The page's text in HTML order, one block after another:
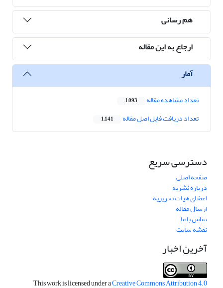
هم رسانی
ارجاع به این مقاله
آمار
تعداد مشاهده مقاله 1,093
تعداد دریافت فایل اصل مقاله 1,141
دسترسی سریع
صفحه اصلی
درباره نشریه
اعضای هیات تحریریه
ارسال مقاله
تماس با ما
نقشه سایت
آخرین اخبار
This work is licensed under aCreative Commons Attribution 4.0